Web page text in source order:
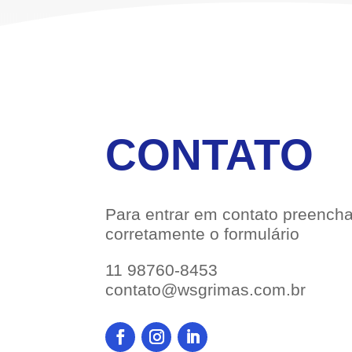
CONTATO
Para entrar em contato
corretamente o formulário
11 98760-8453
contato@wsgrimas.com.br